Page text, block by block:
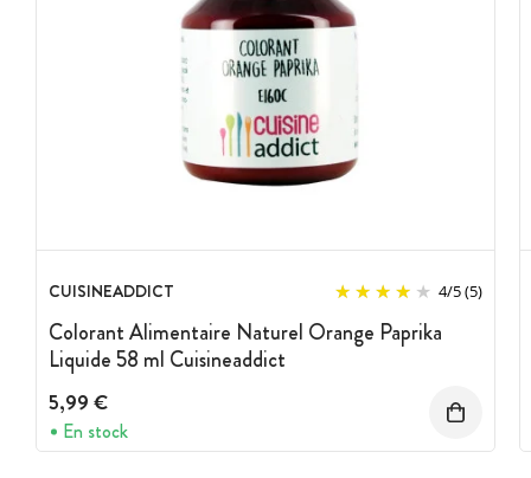
CUISINEADDICT 4/5(5)
Colorant Alimentaire Naturel Orange Paprika
Liquide 58 ml Cuisineaddict
5,99 €
En stock